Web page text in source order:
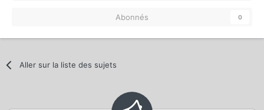
Abonnés 0
Aller sur la liste des sujets